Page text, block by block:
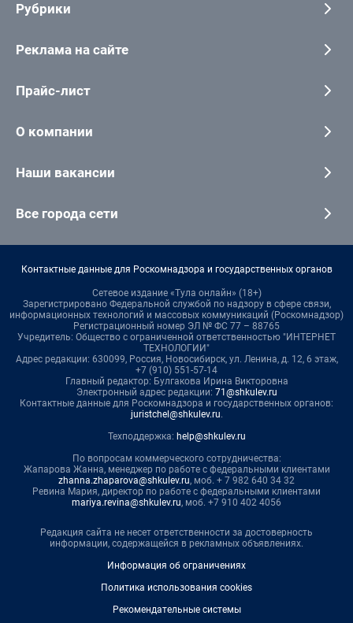
Рубрики
Реклама на сайте
Прайс-лист
О компании
Наши вакансии
Все города сети
Контактные данные для Роскомнадзора и государственных органов
Сетевое издание «Тула онлайн» (18+)
Зарегистрировано Федеральной службой по надзору в сфере связи,
информационных технологий и массовых коммуникаций (Роскомнадзор)
Регистрационный номер ЭЛ № ФС 77 – 88765
Учредитель: Общество с ограниченной ответственностью "ИНТЕРНЕТ
ТЕХНОЛОГИИ"
Адрес редакции: 630099, Россия, Новосибирск, ул. Ленина, д. 12, 6 этаж,
+7 (910) 551-57-14
Главный редактор: Булгакова Ирина Викторовна
Электронный адрес редакции: 71@shkulev.ru
Контактные данные для Роскомнадзора и государственных органов:
juristchel@shkulev.ru.
Техподдержка: help@shkulev.ru
По вопросам коммерческого сотрудничества:
Жапарова Жанна, менеджер по работе с федеральными клиентами
zhanna.zhaparova@shkulev.ru, моб. + 7 982 640 34 32
Ревина Мария, директор по работе с федеральными клиентами
mariya.revina@shkulev.ru, моб. +7 910 402 4056
Редакция сайта не несет ответственности за достоверность
информации, содержащейся в рекламных объявлениях.
Информация об ограничениях
Политика использования cookies
Рекомендательные системы